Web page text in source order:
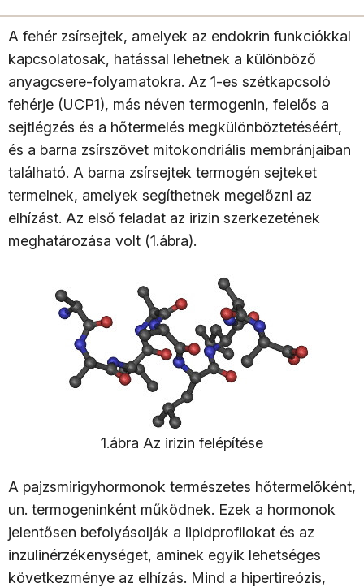
A fehér zsírsejtek, amelyek az endokrin funkciókkal
kapcsolatosak, hatással lehetnek a különböző
anyagcsere-folyamatokra. Az 1-es szétkapcsoló
fehérje (UCP1), más néven termogenin, felelős a
sejtlégzés és a hőtermelés megkülönböztetéséért,
és a barna zsírszövet mitokondriális membránjaiban
található. A barna zsírsejtek termogén sejteket
termelnek, amelyek segíthetnek megelőzni az
elhízást. Az első feladat az irizin szerkezetének
meghatározása volt (1.ábra).
1.ábra Az irizin felépítése
A pajzsmirigyhormonok természetes hőtermelőként,
un. termogeninként működnek. Ezek a hormonok
jelentősen befolyásolják a lipidprofilokat és az
inzulinérzékenységet, aminek egyik lehetséges
következménye az elhízás. Mind a hipertireózis,